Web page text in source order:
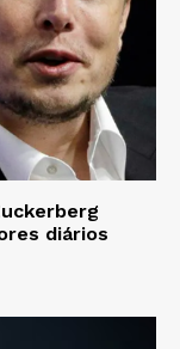
diários